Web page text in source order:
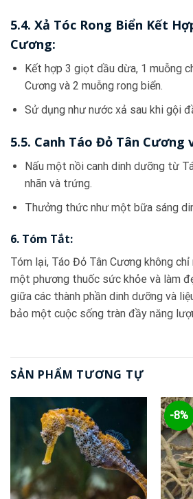
5.4. Xả Tóc Rong Biển Kết
Cương:
Kết hợp 3 giọt dầu dừa, 1 muỗng
Cương và 2 muỗng rong biển.
Sử dụng như nước xả sau khi gội
5.5. Canh Táo Đỏ Tân Cương
Nấu một nồi canh dinh dưỡng từ
nhãn và trứng.
Thưởng thức như một bữa sáng
6. Tóm Tắt:
Tóm lại, Táo Đỏ Tân Cương không chỉ
một phương thuốc sức khỏe và làm
giữa các thành phần dinh dưỡng và
bảo một cuộc sống tràn đầy năng
SẢN PHẨM TƯƠNG TỰ
-8%